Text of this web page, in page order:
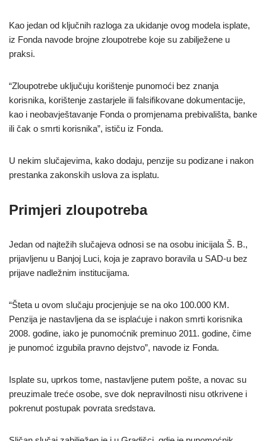
Kao jedan od ključnih razloga za ukidanje ovog modela isplate,
iz Fonda navode brojne zloupotrebe koje su zabilježene u
praksi.
“Zloupotrebe uključuju korištenje punomoći bez znanja
korisnika, korištenje zastarjele ili falsifikovane dokumentacije,
kao i neobavještavanje Fonda o promjenama prebivališta, banke
ili čak o smrti korisnika”, ističu iz Fonda.
U nekim slučajevima, kako dodaju, penzije su podizane i nakon
prestanka zakonskih uslova za isplatu.
Primjeri zloupotreba
Jedan od najtežih slučajeva odnosi se na osobu inicijala Š. B.,
prijavljenu u Banjoj Luci, koja je zapravo boravila u SAD-u bez
prijave nadležnim institucijama.
“Šteta u ovom slučaju procjenjuje se na oko 100.000 KM.
Penzija je nastavljena da se isplaćuje i nakon smrti korisnika
2008. godine, iako je punomoćnik preminuo 2011. godine, čime
je punomoć izgubila pravno dejstvo”, navode iz Fonda.
Isplate su, uprkos tome, nastavljene putem pošte, a novac su
preuzimale treće osobe, sve dok nepravilnosti nisu otkrivene i
pokrenut postupak povrata sredstava.